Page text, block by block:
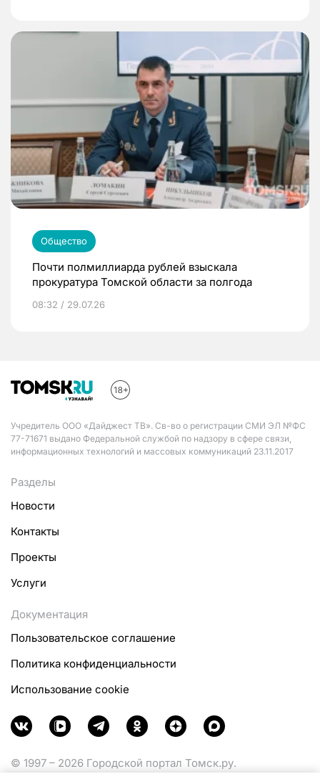
Общество
Почти полмиллиарда рублей взыскала
прокуратура Томской области за полгода
08:32 / 29.07.26
Учредитель ООО «Дайджест ТВ». Св-во о регистрации СМИ ЭЛ №ФС
77-71671 выдано Федеральной службой по надзору в сфере связи,
информационных технологий и массовых коммуникаций 23.11.2017
Разделы
Новости
Контакты
Проекты
Услуги
Документация
Пользовательское соглашение
Политика конфиденциальности
Использование cookie
© 1997 – 2026 Городской портал Томск.ру.